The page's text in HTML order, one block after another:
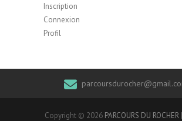
Inscription
Connexion
Profil
Copyright © 2026 PARCOURS DU ROCHER